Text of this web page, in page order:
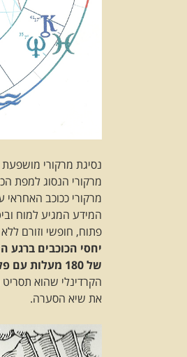
נסיגת מרקורי
מרקורי הנסוג למפת
מרקורי ככוכב
המידע המגיע למוח
פתוח, חופשי וזורם
יחסי הכוכבים ברגע
של 180 מעלות עם פלוטו במזל גדי[בחלקהתחתון]
הקרדינלי שהוא
את שיא הסערה.